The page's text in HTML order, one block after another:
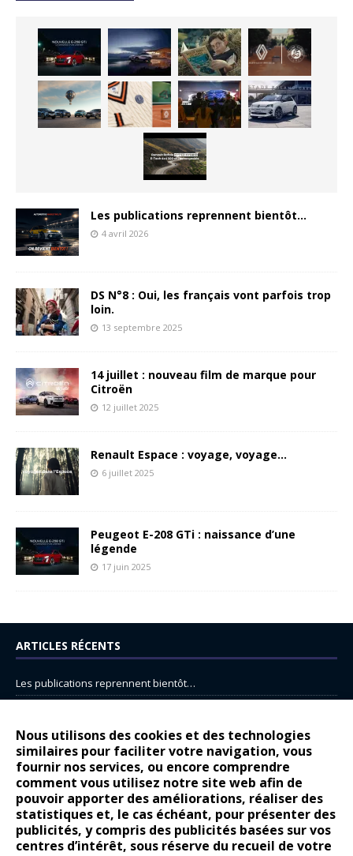
Nous utilisons des cookies et des technologies
similaires pour faciliter votre navigation, vous
fournir nos services, ou encore comprendre
comment vous utilisez notre site web afin de
pouvoir apporter des améliorations, réaliser des
statistiques et, le cas échéant, pour présenter des
publicités, y compris des publicités basées sur vos
centres d’intérêt, sous réserve du recueil de votre
Les publications reprennent bientôt…
4 avril 2026
DS N°8 : Oui, les français vont parfois trop
loin.
13 septembre 2025
14 juillet : nouveau film de marque pour
Citroën
12 juillet 2025
Renault Espace : voyage, voyage…
6 juillet 2025
Peugeot E-208 GTi : naissance d’une
légende
17 juin 2025
ARTICLES RÉCENTS
Les publications reprennent bientôt…
14 juillet : nouveau film de marque pour Citroën
Renault Espace : voyage, voyage…
Peugeot E-208 GTi : naissance d’une légende
COMMENTAIRES RÉCENTS